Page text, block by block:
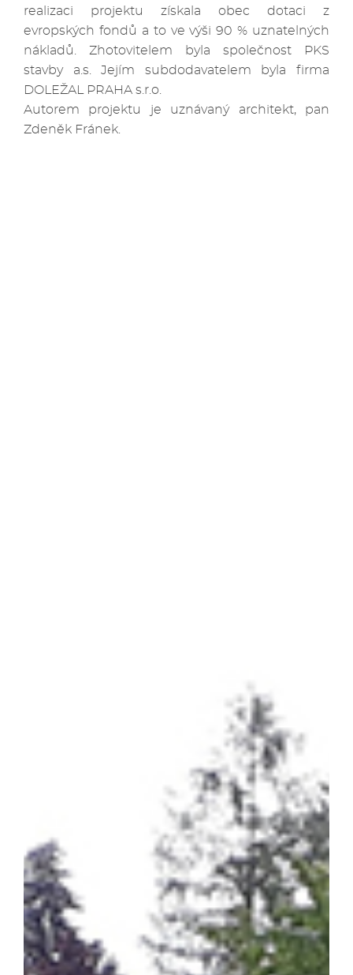
realizaci projektu získala obec dotaci z
evropských fondů a to ve výši 90 % uznatelných
nákladů. Zhotovitelem byla společnost PKS
stavby a.s. Jejím subdodavatelem byla firma
DOLEŽAL PRAHA s.r.o.
Autorem projektu je uznávaný architekt, pan
Zdeněk Fránek.